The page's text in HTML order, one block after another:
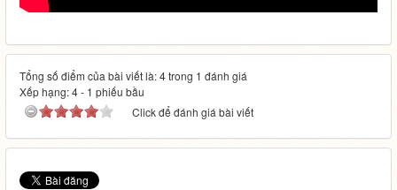
Tổng số điểm của bài viết là: 4 trong 1 đánh giá
Xếp hạng:4- 1 phiếu bầu
Click để đánh giá bài viết